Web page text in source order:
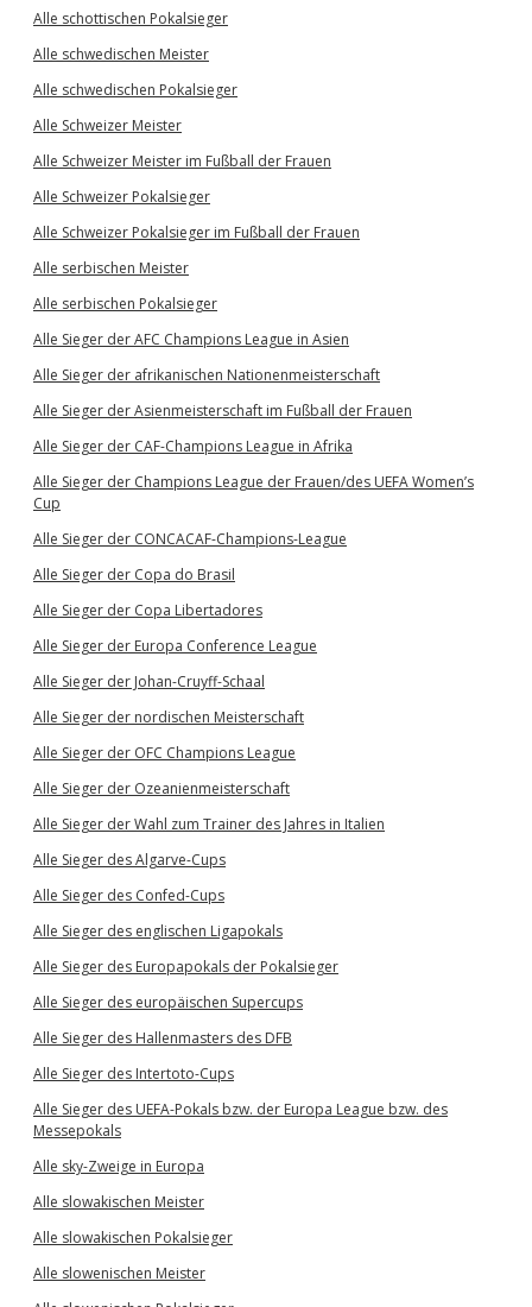
Alle schottischen Pokalsieger
Alle schwedischen Meister
Alle schwedischen Pokalsieger
Alle Schweizer Meister
Alle Schweizer Meister im Fußball der Frauen
Alle Schweizer Pokalsieger
Alle Schweizer Pokalsieger im Fußball der Frauen
Alle serbischen Meister
Alle serbischen Pokalsieger
Alle Sieger der AFC Champions League in Asien
Alle Sieger der afrikanischen Nationenmeisterschaft
Alle Sieger der Asienmeisterschaft im Fußball der Frauen
Alle Sieger der CAF-Champions League in Afrika
Alle Sieger der Champions League der Frauen/des UEFA Women’s
Cup
Alle Sieger der CONCACAF-Champions-League
Alle Sieger der Copa do Brasil
Alle Sieger der Copa Libertadores
Alle Sieger der Europa Conference League
Alle Sieger der Johan-Cruyff-Schaal
Alle Sieger der nordischen Meisterschaft
Alle Sieger der OFC Champions League
Alle Sieger der Ozeanienmeisterschaft
Alle Sieger der Wahl zum Trainer des Jahres in Italien
Alle Sieger des Algarve-Cups
Alle Sieger des Confed-Cups
Alle Sieger des englischen Ligapokals
Alle Sieger des Europapokals der Pokalsieger
Alle Sieger des europäischen Supercups
Alle Sieger des Hallenmasters des DFB
Alle Sieger des Intertoto-Cups
Alle Sieger des UEFA-Pokals bzw. der Europa League bzw. des
Messepokals
Alle sky-Zweige in Europa
Alle slowakischen Meister
Alle slowakischen Pokalsieger
Alle slowenischen Meister